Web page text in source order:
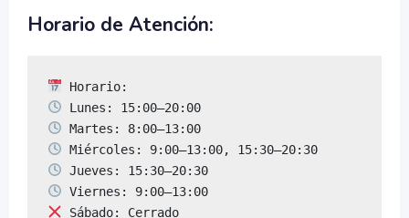
Horario de Atención: